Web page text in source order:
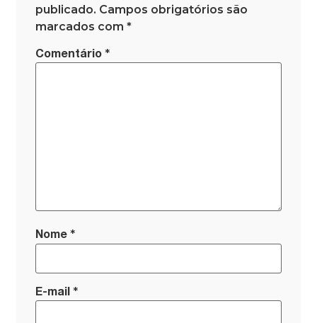
publicado. Campos obrigatórios são
marcados com*
Comentário*
Nome*
E-mail*